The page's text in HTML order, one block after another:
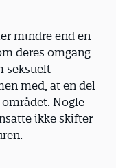
mindre end en
deres omgang
seksuelt
med, at en del
Nogle
ikke skifter